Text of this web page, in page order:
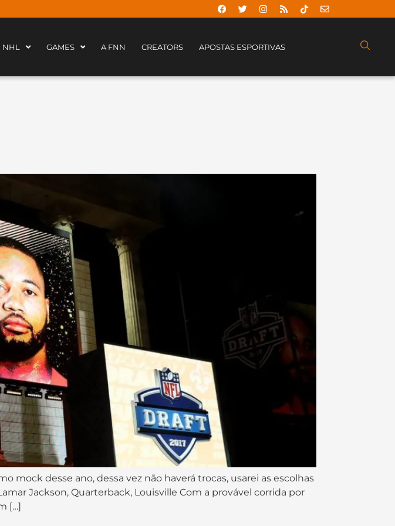
NHL GAMES A FNN CREATORS APOSTAS ESPORTIVAS
desse ano, dessa vez não haverá trocas, usarei as escolhas
Jackson, Quarterback, Louisville Com a provável corrida por
[…]